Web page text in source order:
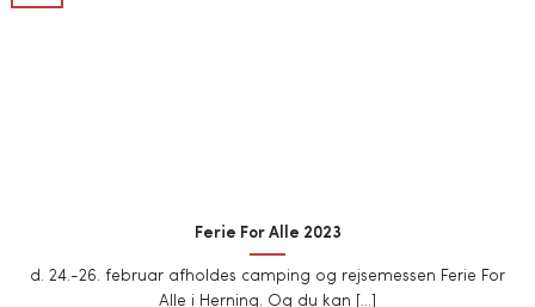
Ferie For Alle 2023
d. 24.-26. februar afholdes camping og rejsemessen Ferie For
Alle i Herning. Og du kan [...]